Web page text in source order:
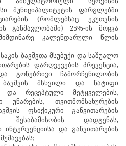
მუნიციპალიტეტის ფარგლებში
(რომლებსაც ეკუთვნის
განმავლობაში) 25%-ის მოცვა
კალენდარული წლის
ბავშვთა მსუბუქი და საშუალო
დარღვევების პრევენცია,
გონებრივი ჩამორჩენილობის
მსხვილი და ნატიფი
და რეცეპტული მეტყველების,
უნარების, თვითმომსახურების
ფსიქიკური განვითარების
შესაბამისობის დადგენას,
და განვითარების